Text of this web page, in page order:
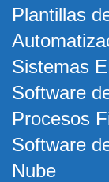
Plantillas
Sistemas
Software
Procesos
Software
Nube